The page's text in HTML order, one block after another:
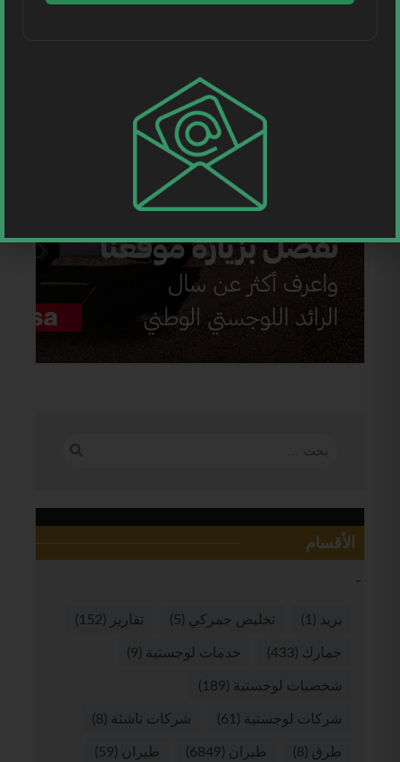
الأقسام
بريد (1) تخليص جمركي (5) تقارير (152)
جمارك (433) خدمات لوجستية (9)
شخصيات لوجستية (189)
شركات لوجستية (61) شركات ناشئة (8)
طرق (8) طيران (6849) طيران (59)